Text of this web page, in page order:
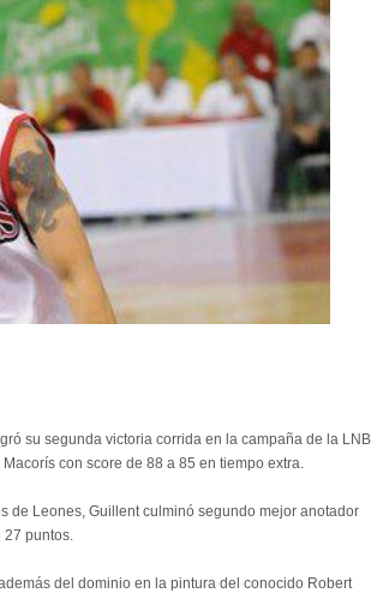
su segunda victoria corrida en la campaña de la LNB
con score de 88 a 85 en tiempo extra.
de Leones, Guillent culminó segundo mejor anotador
27 puntos.
del dominio en la pintura del conocido Robert